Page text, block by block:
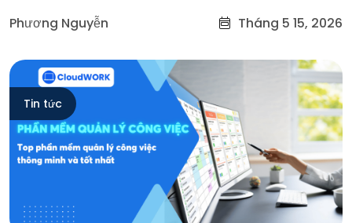
Phương Nguyễn Tháng 5 15, 2026
Tin tức